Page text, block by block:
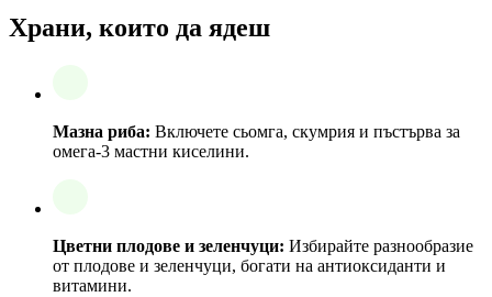
Храни, които да ядеш
Мазна риба: Включете сьомга, скумрия и пъстърва за
омега-3 мастни киселини.
Цветни плодове и зеленчуци: Избирайте разнообразие
от плодове и зеленчуци, богати на антиоксиданти и
витамини.